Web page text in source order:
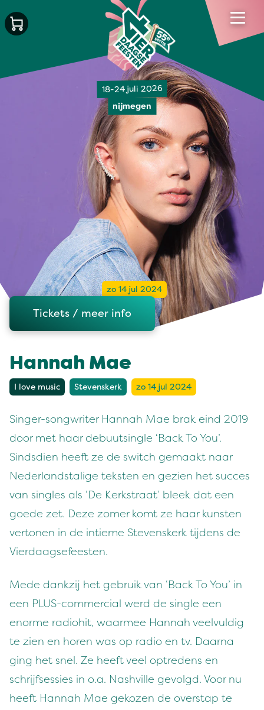
18-24 juli 2026
nijmegen
zo 14 jul 2024
Tickets / meer info
Hannah Mae
I love music Stevenskerk zo 14 jul 2024
Singer-songwriter Hannah Mae brak eind 2019
door met haar debuutsingle ‘Back To You’.
Sindsdien heeft ze de switch gemaakt naar
Nederlandstalige teksten en gezien het succes
van singles als ‘De Kerkstraat’ bleek dat een
goede zet. Deze zomer komt ze haar kunsten
vertonen in de intieme Stevenskerk tijdens de
Vierdaagsefeesten.
Mede dankzij het gebruik van ‘Back To You’ in
een PLUS-commercial werd de single een
enorme radiohit, waarmee Hannah veelvuldig
te zien en horen was op radio en tv. Daarna
ging het snel. Ze heeft veel optredens en
schrijfsessies in o.a. Nashville gevolgd. Voor nu
heeft Hannah Mae gekozen de overstap te